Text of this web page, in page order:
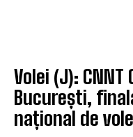
Volei (J): CNNT
București,
național de